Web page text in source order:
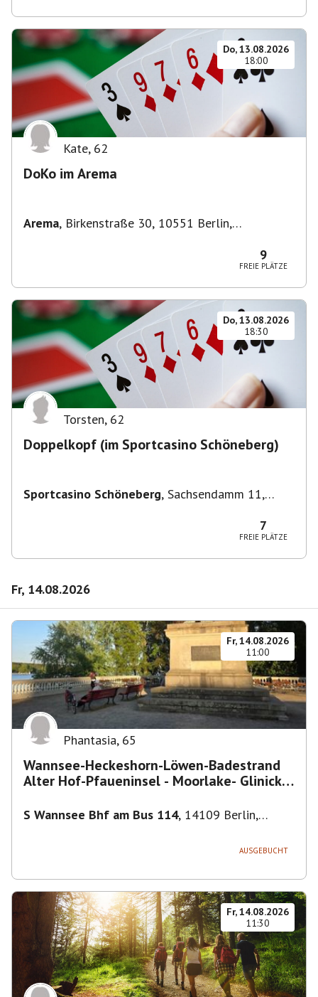
Do, 13.08.2026
18:00
Kate, 62
DoKo im Arema
Arema, Birkenstraße 30, 10551 Berlin,
9
FREIE PLÄTZE
Do, 13.08.2026
18:30
Torsten, 62
Doppelkopf (im Sportcasino Schöneberg)
Sportcasino Schöneberg, Sachsendamm 11,
7
FREIE PLÄTZE
Fr, 14.08.2026
Fr, 14.08.2026
11:00
Phantasia, 65
Wannsee-Heckeshorn-Löwen-Badestrand
Alter Hof-Pfaueninsel - Moorlake- Glinicker
S Wannsee Bhf am Bus 114, 14109 Berlin,
AUSGEBUCHT
Fr, 14.08.2026
11:30